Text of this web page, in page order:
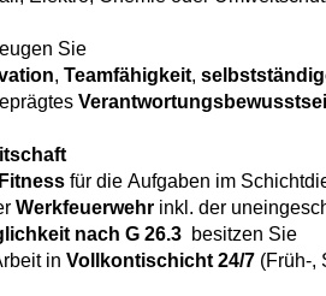
Sie
, Teamfähigkeit,
für die Aufgaben im
Werkfeuerwehr inkl. der
nach G 26.3 besitzen Sie
in Vollkontischicht 24/7 (Früh-,